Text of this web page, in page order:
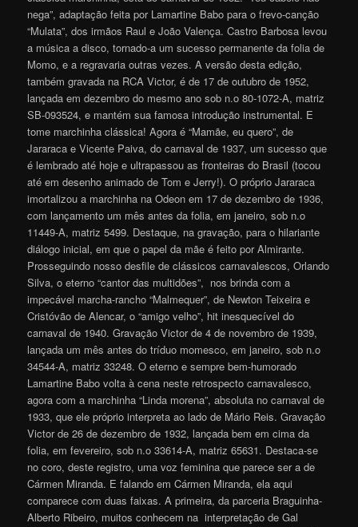
nega”, adaptação feita por Lamartine Babo para o frevo-canção
“Mulata”, dos irmãos Raul e João Valença. Castro Barbosa levou
a música a disco, tornado-a um sucesso permanente da folia de
Momo, e a regravaria outras vezes. A versão desta edição,
também gravada na RCA Victor, é de 17 de outubro de 1952,
lançada em dezembro do mesmo ano sob n.o 80-1072-A, matriz
SB-093524, e mantém sua famosa introdução instrumental. E
tome marchinha clássica! Agora é “Mamãe, eu quero”, de
Jararaca e Vicente Paiva, do carnaval de 1937, um sucesso que
é lembrado até hoje e ultrapassou as fronteiras do Brasil (tocou
até em desenho animado de Tom e Jerry!). O próprio Jararaca
imortalizou a marchinha na Odeon em 17 de dezembro de 1936,
com lançamento um mês antes da folia, em janeiro, sob n.o
11449-A, matriz 5499. Destaque, na gravação, para o hilariante
diálogo inicial, em que o papel da mãe é feito por Almirante.
Prosseguindo nosso desfile de clássicos carnavalescos, Orlando
Silva, o eterno “cantor das multidões”, nos brinda com a
impecável marcha-rancho “Malmequer”, de Newton Teixeira e
Cristóvão de Alencar, o “amigo velho”, hit inesquecível do
carnaval de 1940. Gravação Victor de 4 de novembro de 1939,
lançada um mês antes do tríduo momesco, em janeiro, sob n.o
34544-A, matriz 33248. O eterno e sempre bem-humorado
Lamartine Babo volta à cena neste retrospecto carnavalesco,
agora com a marchinha “Linda morena”, absoluta no carnaval de
1933, que ele próprio interpreta ao lado de Mário Reis. Gravação
Victor de 26 de dezembro de 1932, lançada bem em cima da
folia, em fevereiro, sob n.o 33614-A, matriz 65631. Destaca-se
no coro, deste registro, uma voz feminina que parece ser a de
Cármen Miranda. E falando em Cármen Miranda, ela aqui
comparece com duas faixas. A primeira, da parceria Braguinha-
Alberto Ribeiro, muitos conhecem na interpretação de Gal